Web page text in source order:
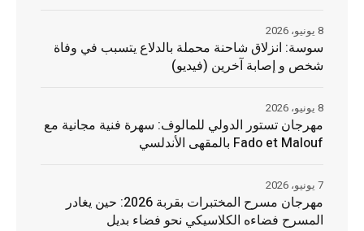
سوسة: انزلاق شاحنة محملة بالدلاع يتسبب في وفاة
شخص و إصابة آخرين (فيديو)
8 يونيو، 2026
مهرجان تستور الدولي للمالوف: سهرة فنية مجانية مع
Fado et Malouf بالمقهى الأندلسي
8 يونيو، 2026
مهرجان مسرح المختبرات بقربة 2026: حين يغادر
المسرح فضاءه الكلاسيكي نحو فضاء بديل
7 يونيو، 2026